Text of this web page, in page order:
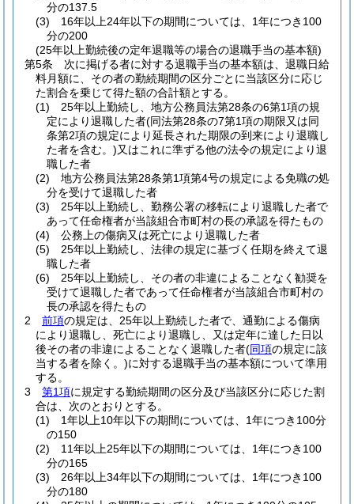
分の137.5
(3)
16年以上24年以下の期間については、1年につき100
分の200
(25年以上勤続後の定年退職等の場合の退職手当の基本額)
第5条
次に掲げる者に対する退職手当の基本額は、退職日給
料月額に、その者の勤続期間の区分ごとに当該区分に応じ
た割合を乗じて得た額の合計額とする。
(1)
25年以上勤続し、地方公務員法第28条の6第1項の規
定により退職した者(同法第28条の7第1項の期限又は同
条第2項の規定により延長された期限の到来により退職し
た者を含む。)又はこれに準ずる他の法令の規定により退
職した者
(2)
地方公務員法第28条第1項第4号の規定による免職の処
分を受けて退職した者
(3)
25年以上勤続し、勤務公署の移転により退職した者で
あって任命権者が当該組合市町村の長の承認を得たもの
(4)
公務上の傷病又は死亡により退職した者
(5)
25年以上勤続し、法律の規定に基づく任期を終えて退
職した者
(6)
25年以上勤続し、その者の非違によることなく勧奨を
受けて退職した者であって任命権者が当該組合市町村の
長の承認を得たもの
2
前項の規定は、25年以上勤続した者で、通勤による傷病
により退職し、死亡により退職し、又は定年に達した日以
後その者の非違によることなく退職した者(同項の規定に該
当する者を除く。)に対する退職手当の基本額について準用
する。
3
第1項に規定する勤続期間の区分及び当該区分に応じた割
合は、次のとおりとする。
(1)
1年以上10年以下の期間については、1年につき100分
の150
(2)
11年以上25年以下の期間については、1年につき100
分の165
(3)
26年以上34年以下の期間については、1年につき100
分の180